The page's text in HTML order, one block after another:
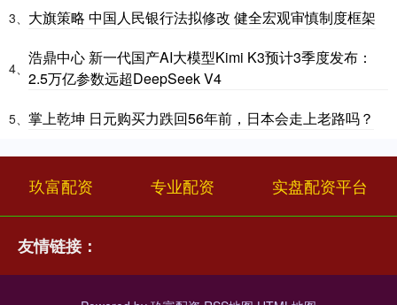
3、 大旗策略 中国人民银行法拟修改 健全宏观审慎制度框架
4、
浩鼎中心 新一代国产AI大模型Kimi K3预计3季度发布：
2.5万亿参数远超DeepSeek V4
5、 掌上乾坤 日元购买力跌回56年前，日本会走上老路吗？
玖富配资 专业配资 实盘配资平台
友情链接：